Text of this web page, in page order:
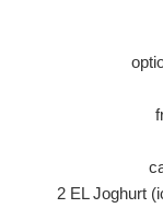
2 EL Joghurt